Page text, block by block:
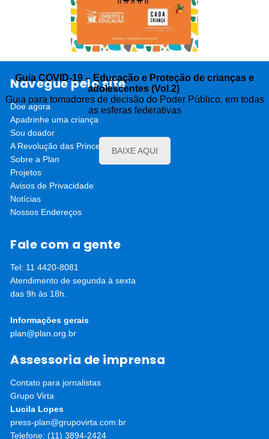
Guia COVID-19 – Educação e Proteção de crianças e
adolescentes (Vol.2)
Guia para tomadores de decisão do Poder Público, em todas
as esferas federativas
BAIXE AQUI
Navegue pelo site
Doe agora
Apadrinhe uma criança
Sou doador
A Revolução das Princesas
Sobre a Plan
Projetos
Avisos de Privacidade
Notícias
Nossos Endereços
Fale com a gente
Tel: 11 4420-8081
Atendimento de segunda à sexta
das 9h às 18h.
Informações gerais
plan@plan.org.br
Assessoria de imprensa
Contato para jornalistas
Grupo Virta
Lucila Lopes
press-plan@grupovirta.com.br
Telefone: (11) 3894-2424